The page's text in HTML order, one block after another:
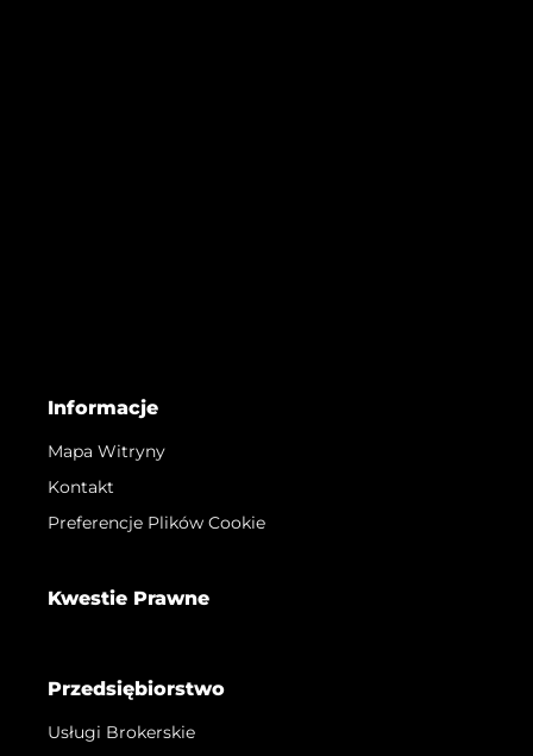
Informacje
Mapa Witryny
Kontakt
Preferencje Plików Cookie
Kwestie Prawne
Przedsiębiorstwo
Usługi Brokerskie